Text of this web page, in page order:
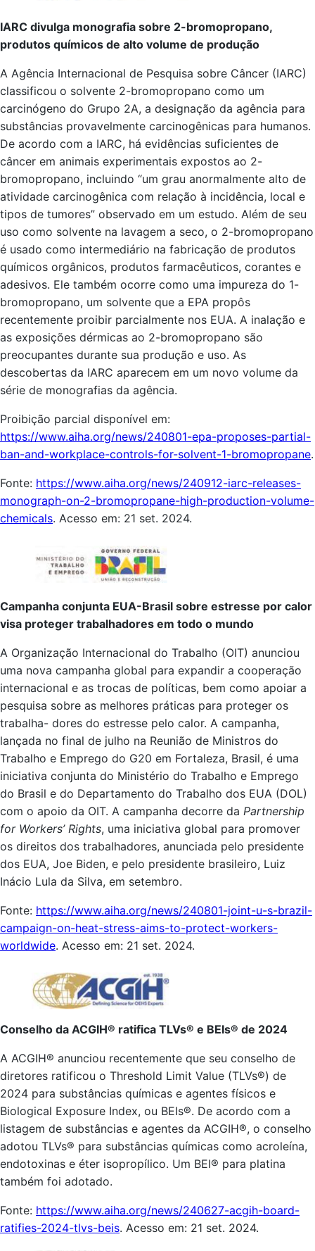
IARC divulga monografia sobre 2-bromopropano,
produtos químicos de alto volume de produção
A Agência Internacional de Pesquisa sobre Câncer (IARC)
classificou o solvente 2-bromopropano como um
carcinógeno do Grupo 2A, a designação da agência para
substâncias provavelmente carcinogênicas para humanos.
De acordo com a IARC, há evidências suficientes de
câncer em animais experimentais expostos ao 2-
bromopropano, incluindo “um grau anormalmente alto de
atividade carcinogênica com relação à incidência, local e
tipos de tumores” observado em um estudo. Além de seu
uso como solvente na lavagem a seco, o 2-bromopropano
é usado como intermediário na fabricação de produtos
químicos orgânicos, produtos farmacêuticos, corantes e
adesivos. Ele também ocorre como uma impureza do 1-
bromopropano, um solvente que a EPA propôs
recentemente proibir parcialmente nos EUA. A inalação e
as exposições dérmicas ao 2-bromopropano são
preocupantes durante sua produção e uso. As
descobertas da IARC aparecem em um novo volume da
série de monografias da agência.
Proibição parcial disponível em:
https://www.aiha.org/news/240801-epa-proposes-partial-
ban-and-workplace-controls-for-solvent-1-bromopropane.
Fonte: https://www.aiha.org/news/240912-iarc-releases-
monograph-on-2-bromopropane-high-production-volume-
chemicals. Acesso em: 21 set. 2024.
Campanha conjunta EUA-Brasil sobre estresse por calor
visa proteger trabalhadores em todo o mundo
A Organização Internacional do Trabalho (OIT) anunciou
uma nova campanha global para expandir a cooperação
internacional e as trocas de políticas, bem como apoiar a
pesquisa sobre as melhores práticas para proteger os
trabalha- dores do estresse pelo calor. A campanha,
lançada no final de julho na Reunião de Ministros do
Trabalho e Emprego do G20 em Fortaleza, Brasil, é uma
iniciativa conjunta do Ministério do Trabalho e Emprego
do Brasil e do Departamento do Trabalho dos EUA (DOL)
com o apoio da OIT. A campanha decorre da Partnership
for Workers’ Rights, uma iniciativa global para promover
os direitos dos trabalhadores, anunciada pelo presidente
dos EUA, Joe Biden, e pelo presidente brasileiro, Luiz
Inácio Lula da Silva, em setembro.
Fonte: https://www.aiha.org/news/240801-joint-u-s-brazil-
campaign-on-heat-stress-aims-to-protect-workers-
worldwide. Acesso em: 21 set. 2024.
Conselho da ACGIH® ratifica TLVs® e BEIs® de 2024
A ACGIH® anunciou recentemente que seu conselho de
diretores ratificou o Threshold Limit Value (TLVs®) de
2024 para substâncias químicas e agentes físicos e
Biological Exposure Index, ou BEIs®. De acordo com a
listagem de substâncias e agentes da ACGIH®, o conselho
adotou TLVs® para substâncias químicas como acroleína,
endotoxinas e éter isopropílico. Um BEI® para platina
também foi adotado.
Fonte: https://www.aiha.org/news/240627-acgih-board-
ratifies-2024-tlvs-beis. Acesso em: 21 set. 2024.